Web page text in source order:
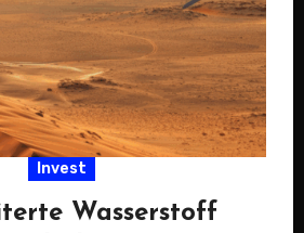
Invest
Wasserstoff